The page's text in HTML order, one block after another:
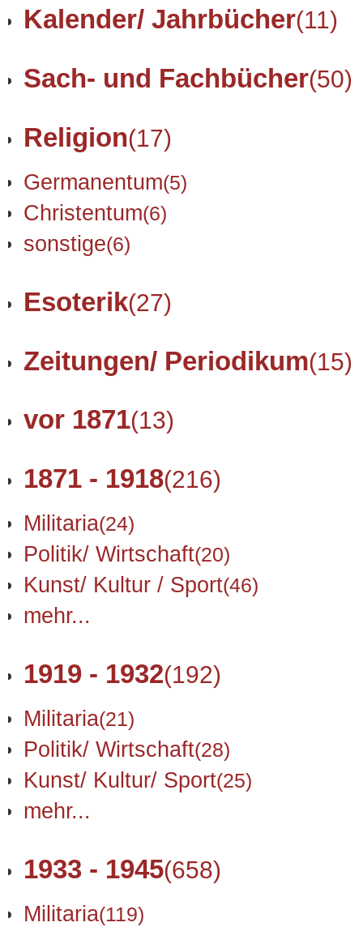
Kalender/ Jahrbücher(11)
Sach- und Fachbücher(50)
Religion(17)
Germanentum(5)
Christentum(6)
sonstige(6)
Esoterik(27)
Zeitungen/ Periodikum(15)
vor 1871(13)
1871 - 1918(216)
Militaria(24)
Politik/ Wirtschaft(20)
Kunst/ Kultur / Sport(46)
mehr...
1919 - 1932(192)
Militaria(21)
Politik/ Wirtschaft(28)
Kunst/ Kultur/ Sport(25)
mehr...
1933 - 1945(658)
Militaria(119)